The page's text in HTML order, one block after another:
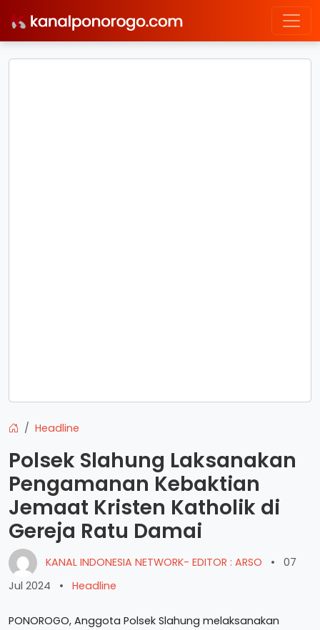
Headline
Polsek Slahung Laksanakan
Pengamanan Kebaktian
Jemaat Kristen Katholik di
Gereja Ratu Damai
KANAL INDONESIA NETWORK- EDITOR : ARSO •
07
Jul 2024
• Headline
PONOROGO, Anggota Polsek Slahung melaksanakan